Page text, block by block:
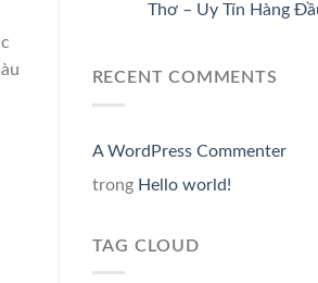
Thơ – Uy Tín Hàng
RECENT COMMENTS
A WordPress Commenter
trong Hello world!
TAG CLOUD